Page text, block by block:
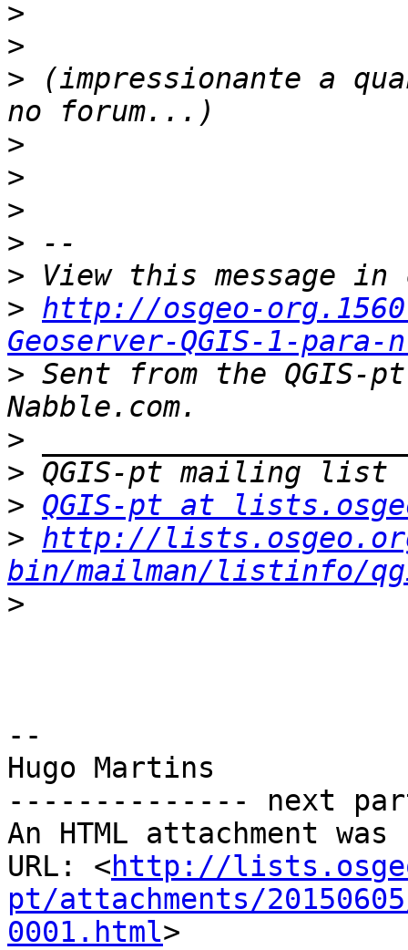
>
>
> (impressionante a
>
>
>
>
>
> http://osgeo-
Geoserver-QGIS-1-para-
> Sent from the
>
>
> QGIS-pt at
> http://
bin/mailman/listinfo/
>
--
Hugo Martins
-------------- next
An HTML attachment
URL: <http://
pt/attachments/
0001.html